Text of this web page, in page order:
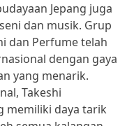
Jepang juga
dan musik. Grup
dan Perfume telah
dengan gaya
yang menarik.
Takeshi
memiliki daya tarik